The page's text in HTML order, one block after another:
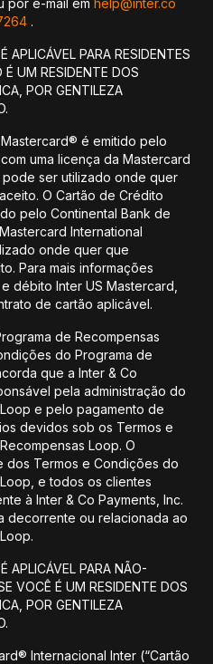
.
APLICÁVEL PARA RESIDENTES
UM RESIDENTE DOS
POR GENTILEZA
é emitido pelo
uma licença da Mastercard
ser utilizado onde quer
O Cartão de Crédito
pelo Continental Bank de
International
onde quer que
Para mais informações
débito Inter US Mastercard,
de cartão aplicável.
de Recompensas
do Programa de
que a Inter & Co
pela administração do
e pelo pagamento de
devidos sob os Termos e
Loop. O
dos Termos e Condições do
e todos os clientes
à Inter & Co Payments, Inc.
decorrente ou relacionada ao
APLICÁVEL PARA NÃO-
VOCÊ É UM RESIDENTE DOS
POR GENTILEZA
Internacional Inter (“Cartão